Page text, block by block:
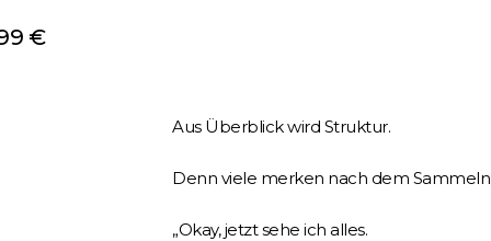
€
Aus Überblick wird Struktur.
Denn viele merken nach dem
„Okay, jetzt sehe ich alles.